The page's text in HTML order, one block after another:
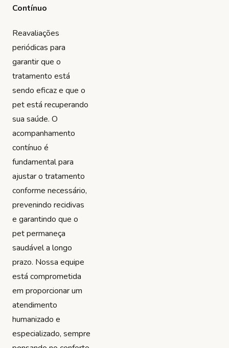
Contínuo
Reavaliações
periódicas para
garantir que o
tratamento está
sendo eficaz e que o
pet está recuperando
sua saúde. O
acompanhamento
contínuo é
fundamental para
ajustar o tratamento
conforme necessário,
prevenindo recidivas
e garantindo que o
pet permaneça
saudável a longo
prazo. Nossa equipe
está comprometida
em proporcionar um
atendimento
humanizado e
especializado, sempre